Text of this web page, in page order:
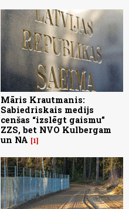
Māris Krautmanis:
Sabiedriskais medijs
cenšas “izslēgt gaismu”
ZZS, bet NVO Kulbergam
un NA
1